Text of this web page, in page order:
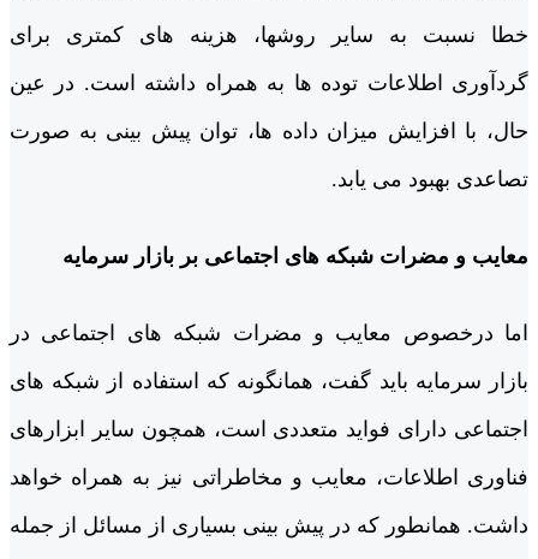
خطا نسبت به سایر روش­ها، هزینه­ های کمتری برای
گردآوری اطلاعات توده ­ها به همراه داشته است. در عین
حال، با افزایش میزان داده ها، توان پیش بینی به صورت
تصاعدی بهبود می یابد.
معایب و مضرات شبکه های اجتماعی بر بازار سرمایه
اما درخصوص معایب و مضرات شبکه های اجتماعی در
بازار سرمایه باید گفت، همانگونه که استفاده از شبکه های
اجتماعی دارای فواید متعددی است، همچون سایر ابزارهای
فناوری اطلاعات، معایب و مخاطراتی نیز به همراه خواهد
داشت. همانطور که در پیش بینی بسیاری از مسائل از جمله